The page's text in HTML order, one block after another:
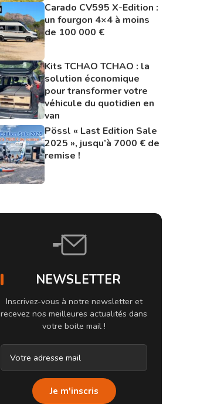
Carado CV595 X-Edition :
un fourgon 4×4 à moins
de 100 000 €
Kits TCHAO TCHAO : la
solution économique
pour transformer votre
véhicule du quotidien en
van
Pössl « Last Edition Sale
2025 », jusqu’à 7000 € de
remise !
NEWSLETTER
Inscrivez-vous à notre newsletter et
recevez nos meilleures actualités dans
votre boite mail !
Je m'inscris